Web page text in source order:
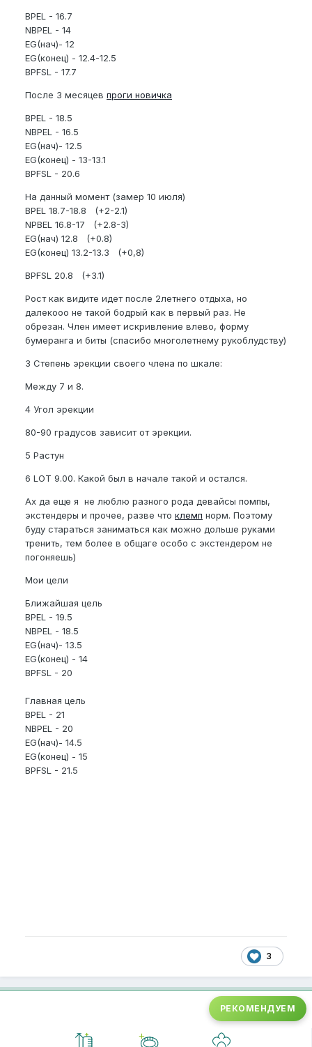
BPEL - 16.7
NBPEL - 14
EG(нач)- 12
EG(конец) - 12.4-12.5
BPFSL - 17.7
После 3 месяцев проги новичка
BPEL - 18.5
NBPEL - 16.5
EG(нач)- 12.5
EG(конец) - 13-13.1
BPFSL - 20.6
На данный момент (замер 10 июля)
BPEL 18.7-18.8 (+2-2.1)
NPBEL 16.8-17 (+2.8-3)
EG(нач) 12.8 (+0.8)
EG(конец) 13.2-13.3 (+0,8)
BPFSL 20.8 (+3.1)
Рост как видите идет после 2летнего отдыха, но
далекооо не такой бодрый как в первый раз. Не
обрезан. Член имеет искривление влево, форму
бумеранга и биты (спасибо многолетнему рукоблудству)
3 Степень эрекции своего члена по шкале:
Между 7 и 8.
4 Угол эрекции
80-90 градусов зависит от эрекции.
5 Растун
6 LOT 9.00. Какой был в начале такой и остался.
Ах да еще я не люблю разного рода девайсы помпы,
экстендеры и прочее, разве что клемп норм. Поэтому
буду стараться заниматься как можно дольше руками
тренить, тем более в общаге особо с экстендером не
погоняешь)
Мои цели
Ближайшая цель
BPEL - 19.5
NBPEL - 18.5
EG(нач)- 13.5
EG(конец) - 14
BPFSL - 20
Главная цель
BPEL - 21
NBPEL - 20
EG(нач)- 14.5
EG(конец) - 15
BPFSL - 21.5
3
РЕКОМЕНДУЕМ